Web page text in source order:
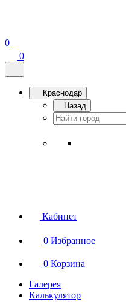
0
0
Краснодар
Назад
Кабинет
0 Избранное
0 Корзина
Галерея
Калькулятор